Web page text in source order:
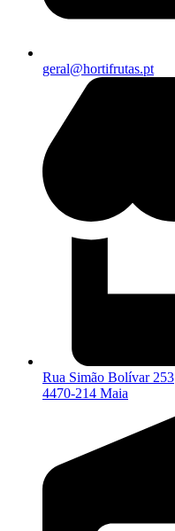
geral@hortifrutas.pt
Rua Simão Bolívar 253
4470-214 Maia